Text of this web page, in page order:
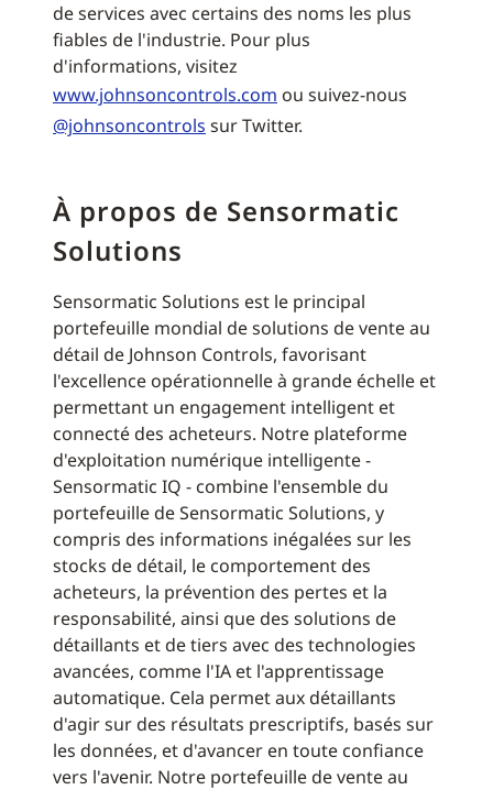
de services avec certains des noms les plus
fiables de l'industrie. Pour plus
d'informations, visitez
www.johnsoncontrols.com ou suivez-nous
@johnsoncontrols sur Twitter.
À propos de Sensormatic
Solutions
Sensormatic Solutions est le principal
portefeuille mondial de solutions de vente au
détail de Johnson Controls, favorisant
l'excellence opérationnelle à grande échelle et
permettant un engagement intelligent et
connecté des acheteurs. Notre plateforme
d'exploitation numérique intelligente -
Sensormatic IQ - combine l'ensemble du
portefeuille de Sensormatic Solutions, y
compris des informations inégalées sur les
stocks de détail, le comportement des
acheteurs, la prévention des pertes et la
responsabilité, ainsi que des solutions de
détaillants et de tiers avec des technologies
avancées, comme l'IA et l'apprentissage
automatique. Cela permet aux détaillants
d'agir sur des résultats prescriptifs, basés sur
les données, et d'avancer en toute confiance
vers l'avenir. Notre portefeuille de vente au